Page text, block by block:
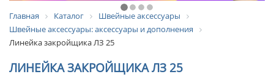
Главная Каталог
Швейные аксессуары
Швейные аксессуары: аксессуары и дополнения
Линейка закройщика ЛЗ 25
ЛИНЕЙКА ЗАКРОЙЩИКА ЛЗ 25